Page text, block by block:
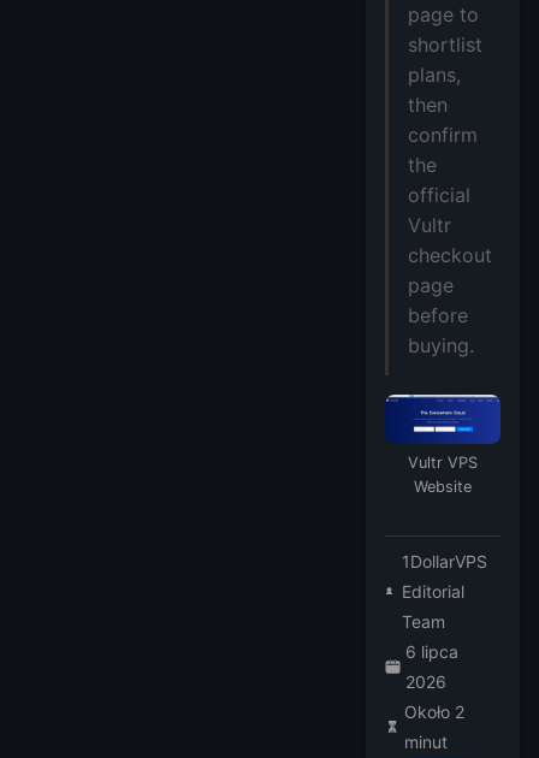
page to
shortlist
plans,
then
confirm
the
official
Vultr
checkout
page
before
buying.
Vultr VPS
Website
1DollarVPS
Editorial
Team
6 lipca
2026
Około 2
minut